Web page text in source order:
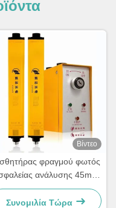
Βίντεο
φραγμού φωτός
ανάλυσης 45mm
IP65 Ενσύρματος
Συγχρονισμένος PNP NPN
Συνομιλία Τώρα